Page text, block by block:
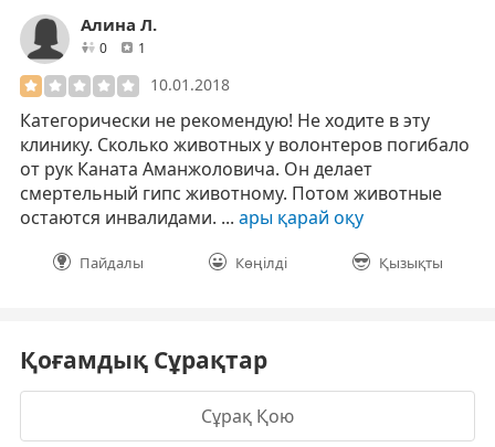
Алина Л.
0друзей1
10.01.2018
Категорически не рекомендую! Не ходите в эту
клинику. Сколько животных у волонтеров погибало
от рук Каната Аманжоловича. Он делает
смертельный гипс животному. Потом животные
остаются инвалидами. ... ары қарай оқу
Пайдалы Көңілді Қызықты
Қоғамдық Сұрақтар
Сұрақ Қою